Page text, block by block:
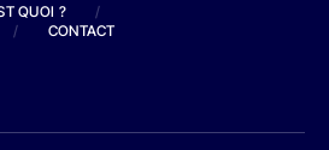
QUOI ?
/
/ CONTACT